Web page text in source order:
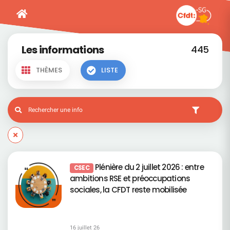
Les informations 445
THÈMES LISTE
CSEC Plénière du 2 juillet 2026 : entre
ambitions RSE et préoccupations
sociales, la CFDT reste mobilisée
16 juillet 26